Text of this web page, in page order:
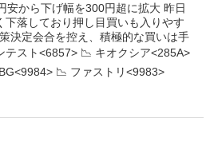
安から下げ幅を300円超に拡大 昨日
下落しており押し目買いも入りやす
決定会合を控え、積極的な買いは手
テスト<6857> 📉 キオクシア<285A>
📉 ファストリ<9983>